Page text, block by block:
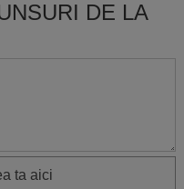
DE LA
ta aici